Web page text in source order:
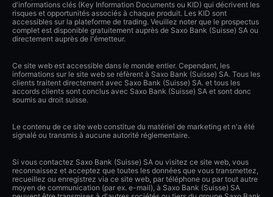
d'informations clés (Key Information Documents ou KID) qui décrivent les
risques et opportunités associés à chaque produit. Les KID sont
accessibles sur la plateforme de trading. Veuillez noter que le prospectus
complet est disponible gratuitement auprès de Saxo Bank (Suisse) SA ou
directement auprès de l'émetteur.
Ce site web est accessible dans le monde entier. Cependant, les
informations sur le site web se réfèrent à Saxo Bank (Suisse) SA. Tous les
clients traitent directement avec Saxo Bank (Suisse) SA. et tous les
accords clients sont conclus avec Saxo Bank (Suisse) SA et sont donc
soumis au droit suisse.
Le contenu de ce site web constitue du matériel de marketing et n'a été
signalé ou transmis à aucune autorité réglementaire.
Si vous contactez Saxo Bank (Suisse) SA ou visitez ce site web, vous
reconnaissez et acceptez que toutes les données que vous transmettez,
recueillez ou enregistrez via ce site web, par téléphone ou par tout autre
moyen de communication (par ex. e-mail), à Saxo Bank (Suisse) SA